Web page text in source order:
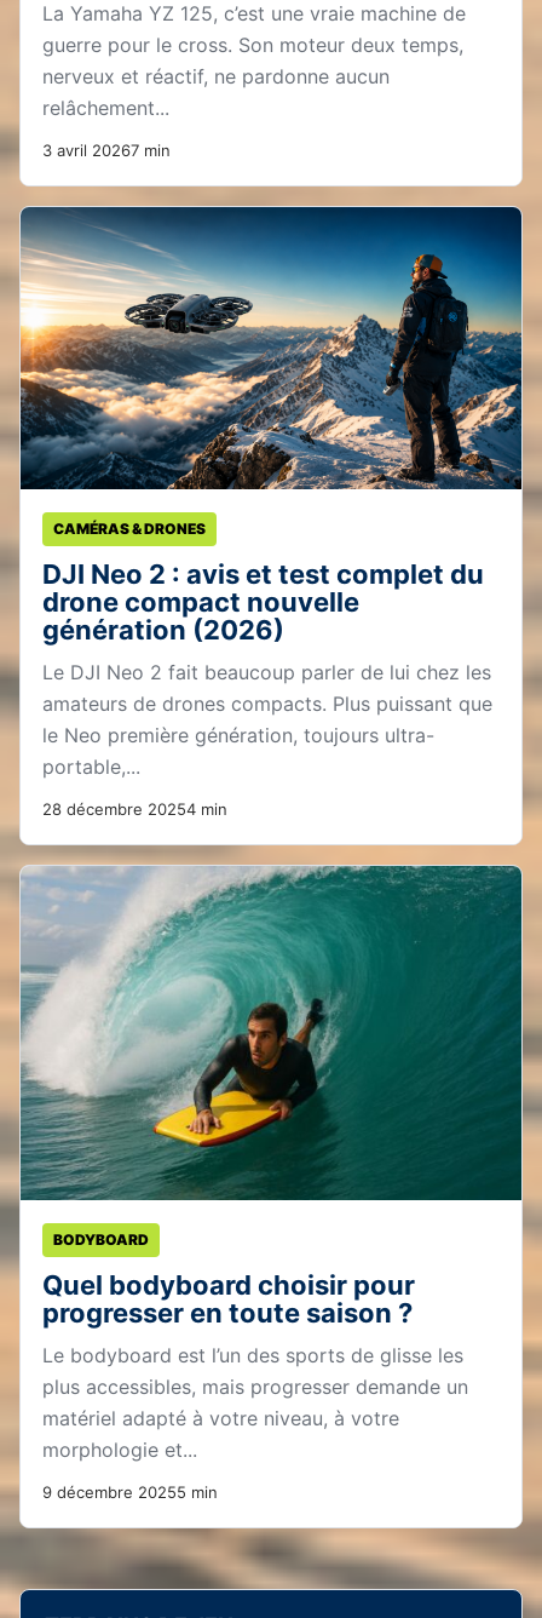
La Yamaha YZ 125, c’est une vraie machine de
guerre pour le cross. Son moteur deux temps,
nerveux et réactif, ne pardonne aucun
relâchement...
3 avril 20267 min
CAMÉRAS & DRONES
DJI Neo 2 : avis et test complet du
drone compact nouvelle
génération (2026)
Le DJI Neo 2 fait beaucoup parler de lui chez les
amateurs de drones compacts. Plus puissant que
le Neo première génération, toujours ultra-
portable,...
28 décembre 20254 min
BODYBOARD
Quel bodyboard choisir pour
progresser en toute saison ?
Le bodyboard est l’un des sports de glisse les
plus accessibles, mais progresser demande un
matériel adapté à votre niveau, à votre
morphologie et...
9 décembre 20255 min